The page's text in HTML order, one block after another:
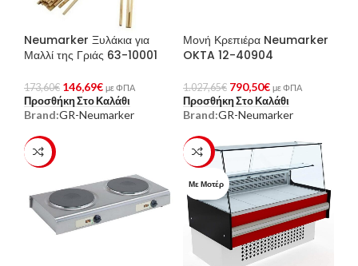
Neumarker Ξυλάκια για
Μαλλί της Γριάς 63-10001
173,60€ 146,69€ με ΦΠΑ
Προσθήκη Στο Καλάθι
Brand:GR-Neumarker
Μονή Κρεπιέρα Neumarker
OKTA 12-40904
1.027,65€ 790,50€ με ΦΠΑ
Προσθήκη Στο Καλάθι
Brand:GR-Neumarker
-23% -23%
Με Μοτέρ